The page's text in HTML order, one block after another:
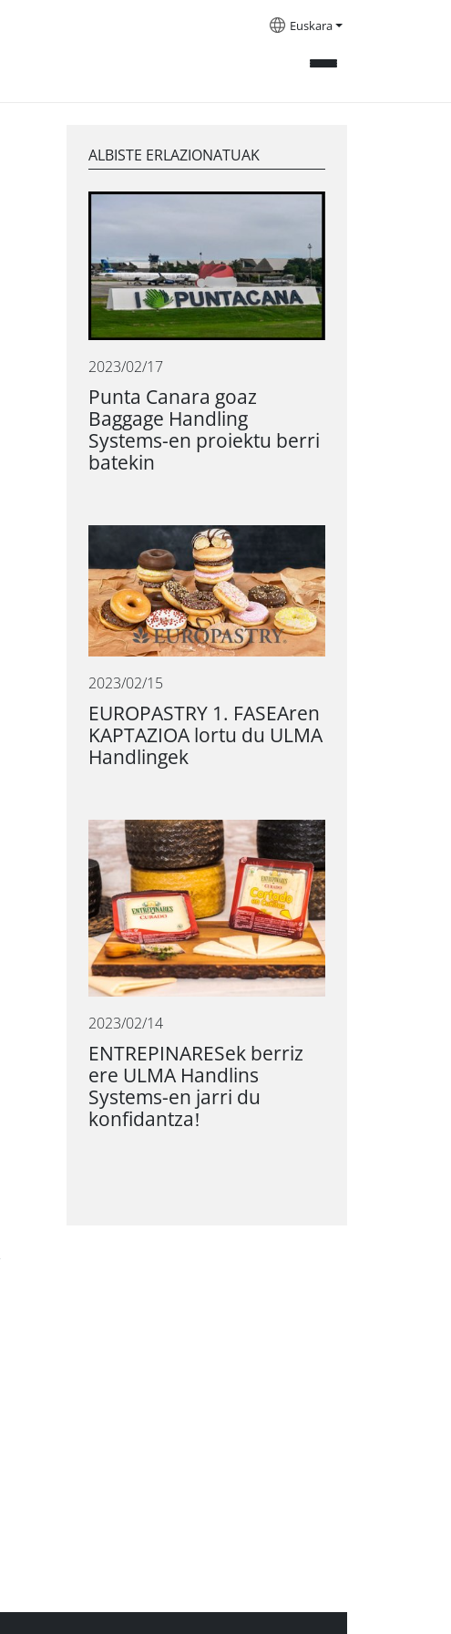
Euskara
ALBISTE ERLAZIONATUAK
2023/02/17
Punta Canara goaz
Baggage Handling
Systems-en proiektu berri
batekin
2023/02/15
EUROPASTRY 1. FASEAren
KAPTAZIOA lortu du ULMA
Handlingek
2023/02/14
ENTREPINARESek berriz
ere ULMA Handlins
Systems-en jarri du
konfidantza!